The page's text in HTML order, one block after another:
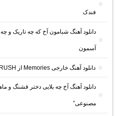
فندک
دانلود آهنگ شبامون آخ که چه تاریک
آسمون
دانلود آهنگ خارجی Memories از DUORUSH “هوش مصنوعی ترند اینستا”
دانلود آهنگ آخ چه بلایی دختر قشنگ
مصنوعی”